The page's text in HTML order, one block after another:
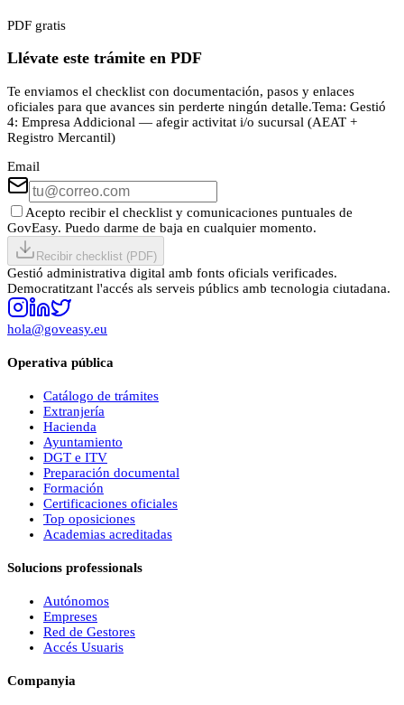
PDF gratis
Llévate este trámite en PDF
Te enviamos el checklist con documentación, pasos y enlaces
oficiales para que avances sin perderte ningún detalle.Tema: Gestió
4: Empresa Addicional — afegir activitat i/o sucursal (AEAT +
Registro Mercantil)
Email
Acepto recibir el checklist y comunicaciones puntuales de
GovEasy. Puedo darme de baja en cualquier momento.
Recibir checklist (PDF)
Gestió administrativa digital amb fonts oficials verificades.
Democratitzant l'accés als serveis públics amb tecnologia ciutadana.
hola@goveasy.eu
Operativa pública
Catálogo de trámites
Extranjería
Hacienda
Ayuntamiento
DGT e ITV
Preparación documental
Formación
Certificaciones oficiales
Top oposiciones
Academias acreditadas
Solucions professionals
Autónomos
Empreses
Red de Gestores
Accés Usuaris
Companyia